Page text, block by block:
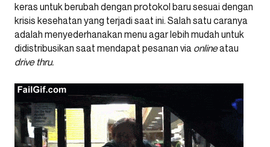
keras untuk berubah dengan protokol baru sesuai dengan
krisis kesehatan yang terjadi saat ini. Salah satu caranya
adalah menyederhanakan menu agar lebih mudah untuk
didistribusikan saat mendapat pesanan via onlineatau
drive thru.